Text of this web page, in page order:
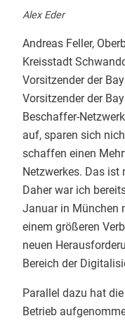
Alex Eder
Andreas Feller,
Kreisstadt
Vorsitzender der
Vorsitzender der
Beschaffer-
auf, sparen sich
schaffen einen
Netzwerkes. Das ist
Daher war ich
Januar in München
einem größeren
neuen
Bereich der
Parallel dazu hat
Betrieb